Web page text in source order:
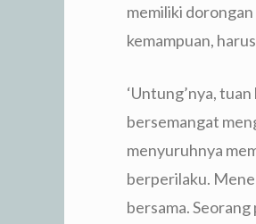
memiliki
kemampuan,
‘Untung’nya,
bersemangat
menyuruhnya
berperilaku.
bersama.